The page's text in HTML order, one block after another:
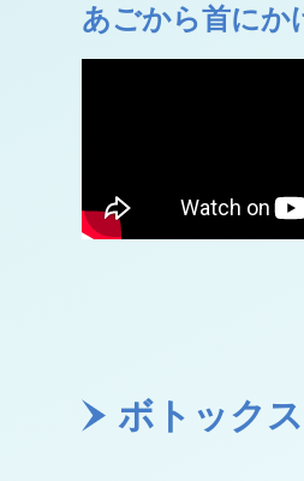
あごから首にか
ボトック